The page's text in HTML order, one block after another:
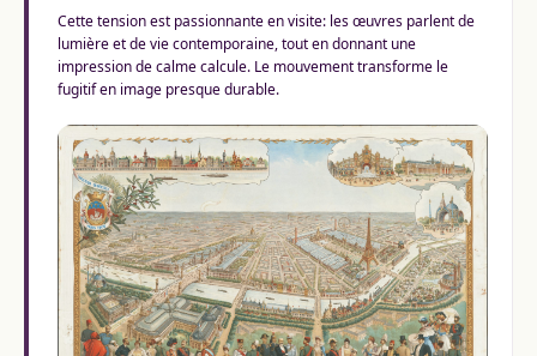
Cette tension est passionnante en visite: les œuvres parlent de
lumière et de vie contemporaine, tout en donnant une
impression de calme calcule. Le mouvement transforme le
fugitif en image presque durable.